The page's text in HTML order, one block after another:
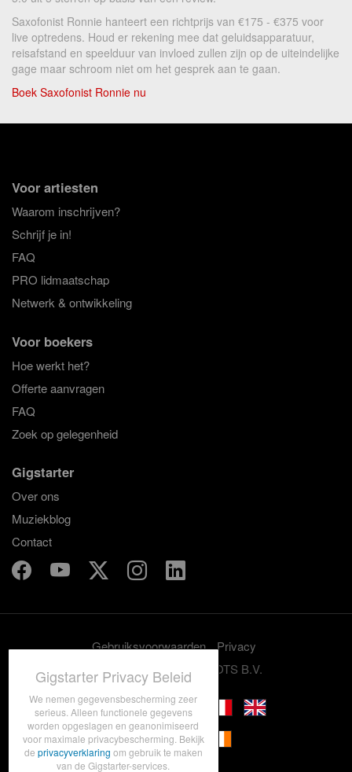
Saxofonist Ronnie hanteert een richtprijs van €175 - €375 voor
live optredens. Houd er rekening mee dat geluidsapparatuur,
reisafstand en speelduur van invloed zullen zijn op de uiteindelijke
gage maar schroom niet om het gesprek aan te gaan.
Boek Saxofonist Ronnie nu
Voor artiesten
Waarom inschrijven?
Schrijf je in!
FAQ
PRO lidmaatschap
Netwerk & ontwikkeling
Voor boekers
Hoe werkt het?
Offerte aanvragen
FAQ
Zoek op gelegenheid
Gigstarter
Over ons
Muziekblog
Contact
Gebruiksvoorwaarden
Privacy
© 2012-2026 GRASSROOTS B.V.
Gigstarter Privacy Beleid
We nemen gegevensbescherming zeer
serieus. Alleen functionele gegevens
worden opgeslagen en geanonimiseerd
voor maximale privacybescherming. Bekijk
de privacyverklaring om gebruik te maken
van de Gigstarter-services.